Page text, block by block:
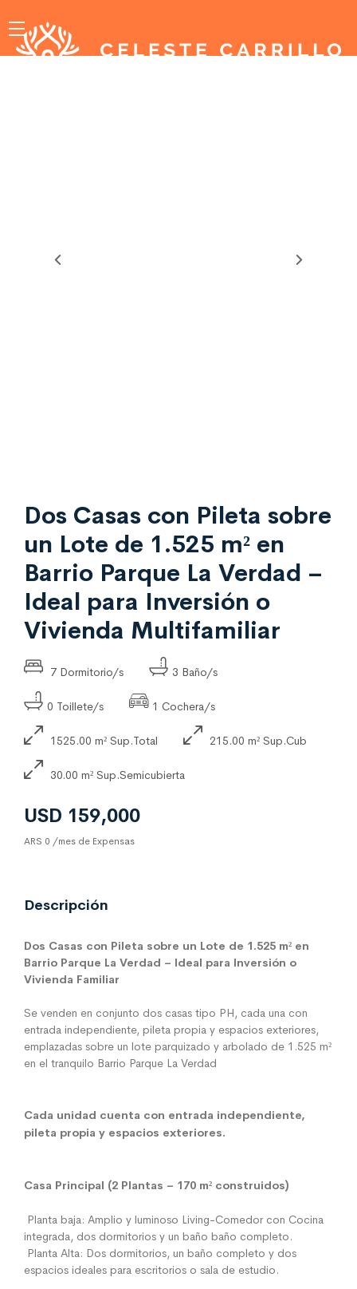
Dos Casas con Pileta sobre
un Lote de 1.525 m² en
Barrio Parque La Verdad –
Ideal para Inversión o
Vivienda Multifamiliar
7 Dormitorio/s 3 Baño/s
0 Toillete/s 1 Cochera/s
1525.00 m² Sup.Total 215.00 m² Sup.Cub
30.00 m² Sup.Semicubierta
USD 159,000
ARS 0 /mes de Expensas
Descripción
Dos Casas con Pileta sobre un Lote de 1.525 m² en
Barrio Parque La Verdad – Ideal para Inversión o
Vivienda Familiar
Se venden en conjunto dos casas tipo PH, cada una con
entrada independiente, pileta propia y espacios exteriores,
emplazadas sobre un lote parquizado y arbolado de 1.525 m²
en el tranquilo Barrio Parque La Verdad
Cada unidad cuenta con entrada independiente,
pileta propia y espacios exteriores.
Casa Principal (2 Plantas – 170 m² construidos)
Planta baja: Amplio y luminoso Living-Comedor con Cocina
integrada, dos dormitorios y un baño baño completo.
Planta Alta: Dos dormitorios, un baño completo y dos
espacios ideales para escritorios o sala de estudio.